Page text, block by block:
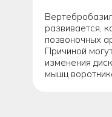
развивается,
позвоночных
Причиной
изменения
мышц